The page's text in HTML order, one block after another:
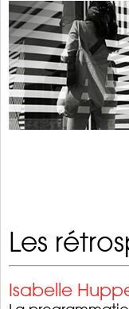
Les
Isabelle